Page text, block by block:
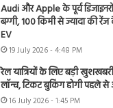
Audi और Apple के पूर्व
बग्गी, 100 किमी से ज्यादा की
EV
19 July 2026 - 4:48 PM
रेल यात्रियों के लिए बड़ी
लॉन्च, टिकट बुकिंग होगी पहले
16 July 2026 - 1:45 PM